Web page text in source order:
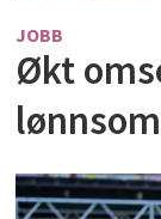
JOBB
Økt